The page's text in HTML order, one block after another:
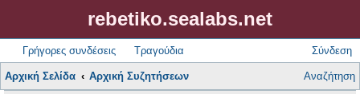
rebetiko.sealabs.net
Γρήγορες συνδέσεις Τραγούδια Σύνδεση
Αρχική Σελίδα Αρχική Συζητήσεων Αναζήτηση